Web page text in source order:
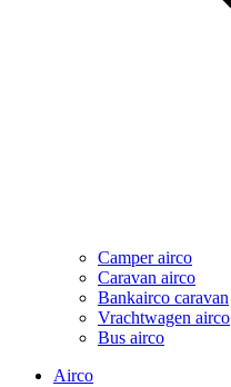
Camper airco
Caravan airco
Bankairco caravan
Vrachtwagen airco
Bus airco
Airco